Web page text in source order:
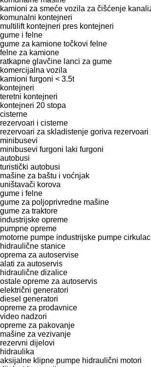
kamioni za smeće vozila za čišćenje
komunalni kontejneri
multilift kontejneri pres kontejneri
gume i felne
gume za kamione točkovi felne
felne za kamione
ratkapne glavčine lanci za gume
komercijalna vozila
kamioni furgoni < 3.5t
kontejneri
teretni kontejneri
kontejneri 20 stopa
cisterne
rezervoari i cisterne
rezervoari za skladistenje goriva rezervoari
minibusevi
minibusevi furgoni laki furgoni
autobusi
turistički autobusi
mašine za baštu i voćnjak
uništavači korova
gume i felne
gume za poljoprivredne mašine
gume za traktore
industrijske opreme
pumpne opreme
motorne pumpe industrijske pumpe
hidraulične stanice
oprema za autoservise
alati za autoservis
hidraulične dizalice
ostale opreme za autoservis
električni generatori
diesel generatori
opreme za prodavnice
video nadzori
opreme za pakovanje
mašine za vezivanje
rezervni dijelovi
hidraulika
aksijalne klipne pumpe hidraulični motori